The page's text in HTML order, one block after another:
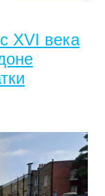
XVI века